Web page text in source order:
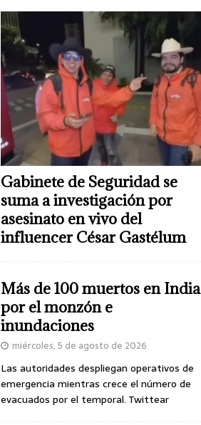
Gabinete de Seguridad se
suma a investigación por
asesinato en vivo del
influencer César Gastélum
Más de 100 muertos en India
por el monzón e
inundaciones
miércoles, 5 de agosto de 2026
Las autoridades despliegan operativos de
emergencia mientras crece el número de
evacuados por el temporal. Twittear